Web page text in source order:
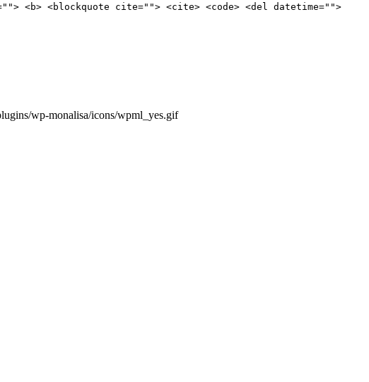
<blockquote cite=""> <cite> <code> <del datetime="">